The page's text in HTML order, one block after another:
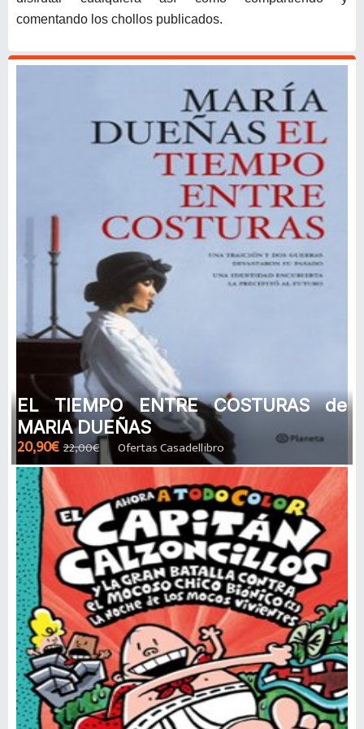
comentando los chollos publicados.
EL TIEMPO ENTRE COSTURAS de
MARIA DUEÑAS
20,90€ 22,00€ Ofertas Casadellibro